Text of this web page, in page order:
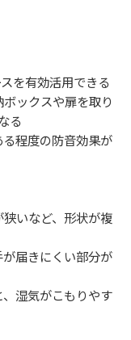
を有効活用できる
ックスや扉を取り
る
程度の防音効果が
いなど、形状が複
届きにくい部分が
湿気がこもりやす